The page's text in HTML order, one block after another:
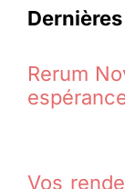
Rerum
Vos